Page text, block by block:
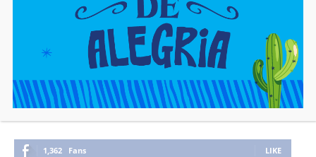
FIQUE CONECTADO
1,362 Fans LIKE